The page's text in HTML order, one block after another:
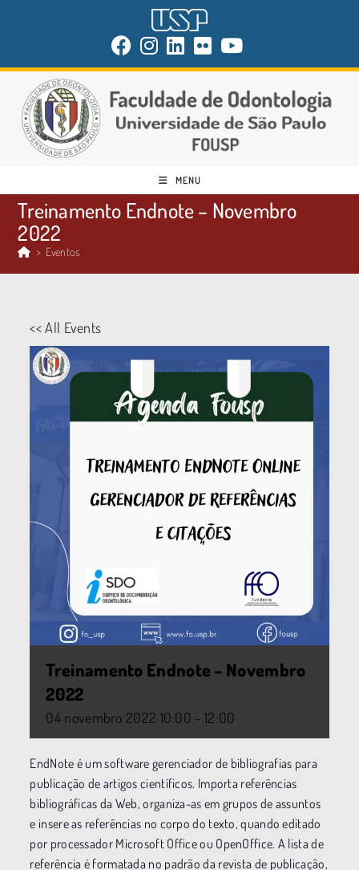
MENU
Treinamento Endnote – Novembro
2022
> Eventos
<< All Events
Treinamento Endnote – Novembro
2022
04 novembro 2022 10:00 - 12:00
EndNote é um software gerenciador de bibliografias para
publicação de artigos científicos. Importa referências
bibliográficas da Web, organiza-as em grupos de assuntos
e insere as referências no corpo do texto, quando editado
por processador Microsoft Office ou OpenOffice. A lista de
referência é formatada no padrão da revista de publicação,